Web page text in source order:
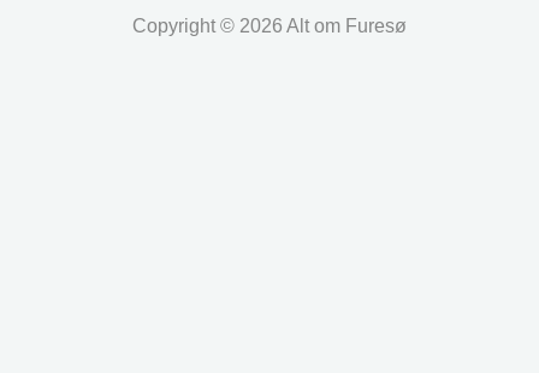
Copyright © 2026 Alt om Furesø